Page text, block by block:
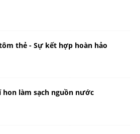
thẻ - Sự kết hợp hoàn hảo
hon làm sạch nguồn nước